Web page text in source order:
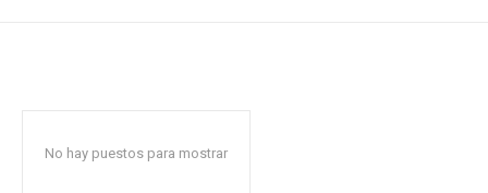
No hay puestos para mostrar